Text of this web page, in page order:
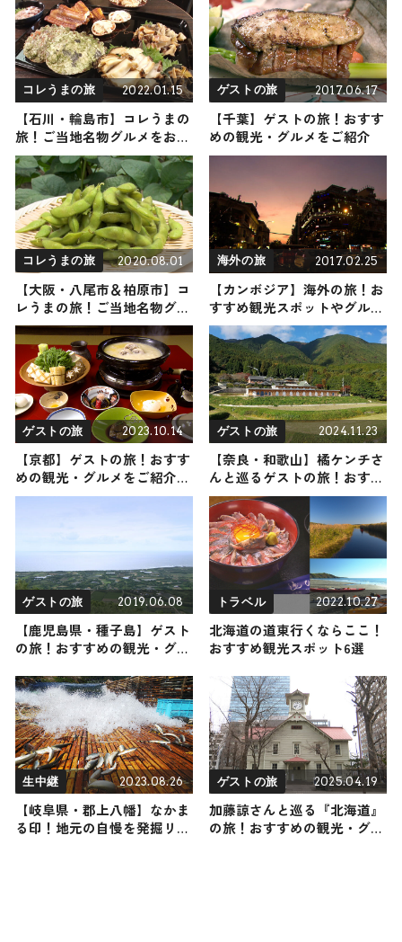
コレうまの旅 2022.01.15
【石川・輪島市】コレうまの
旅！ご当地名物グルメをお届
け
ゲストの旅 2017.06.17
【千葉】ゲストの旅！おすす
めの観光・グルメをご紹介
コレうまの旅 2020.08.01
【大阪・八尾市＆柏原市】コ
レうまの旅！ご当地名物グル
メをお届け
海外の旅 2017.02.25
【カンボジア】海外の旅！お
すすめ観光スポットやグルメ
をリポート
ゲストの旅 2023.10.14
【京都】ゲストの旅！おすす
めの観光・グルメをご紹介
2023年10月14日放送
ゲストの旅 2024.11.23
【奈良・和歌山】橘ケンチさ
んと巡るゲストの旅！おすす
めの観光・グルメをご紹介
2024年11月23日放送
ゲストの旅 2019.06.08
【鹿児島県・種子島】ゲスト
の旅！おすすめの観光・グル
トラベル 2022.10.27
北海道の道東行くならここ！
おすすめ観光スポット6選
生中継 2023.08.26
【岐阜県・郡上八幡】なかま
る印！地元の自慢を発掘リポ
ゲストの旅 2025.04.19
加藤諒さんと巡る『北海道』
の旅！おすすめの観光・グル